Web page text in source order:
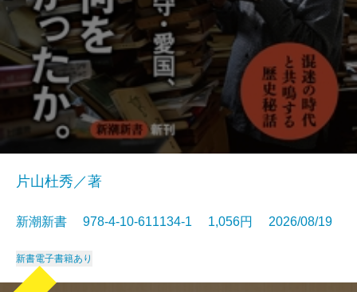
片山杜秀／著
新潮新書 978-4-10-611134-1 1,056円 2026/08/19
新書電子書籍あり